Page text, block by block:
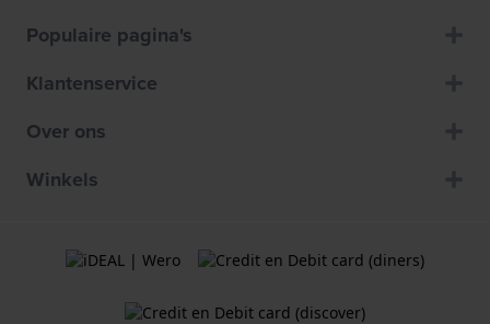
Populaire pagina's
Klantenservice
Over ons
Winkels